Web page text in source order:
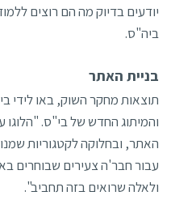
יודעים בדיוק מה הם רוצים
ביה"ס.
בניית האתר
תוצאות מחקר השוק, באו לידי
והמיתוג החדש של בי"ס.
האתר, ובחלוקה לקטגוריות
עבור חבר'ה צעירים שבוחרים
ולאלה שרואים בזה תחביב".